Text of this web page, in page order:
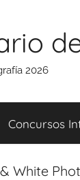
2026
Concursos
White